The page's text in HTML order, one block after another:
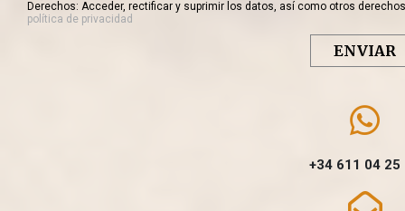
Derechos: Acceder, rectificar y suprimir los datos, así como otros
política de privacidad
+34 611 04 25